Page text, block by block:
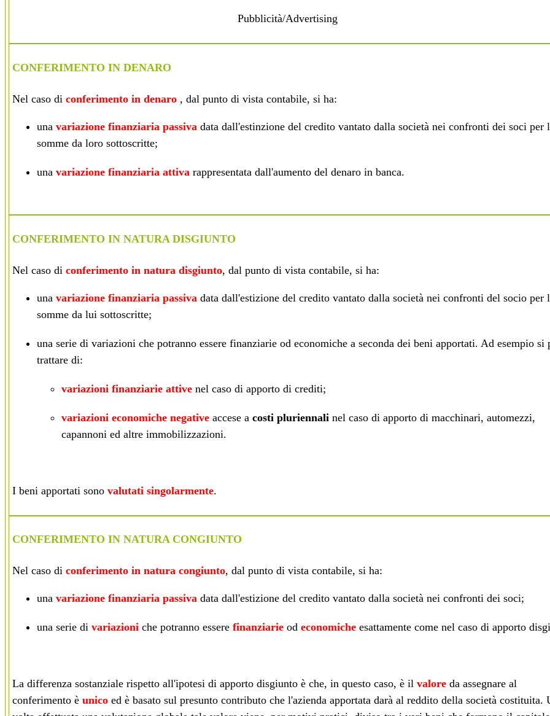
Pubblicità/Advertising
CONFERIMENTO IN DENARO
Nel caso di conferimento in denaro , dal punto di vista contabile, si ha:
una variazione finanziaria passiva data dall'estinzione del credito vantato dalla società nei confronti dei soci per
somme da loro sottoscritte;
una variazione finanziaria attiva rappresentata dall'aumento del denaro in banca.
CONFERIMENTO IN NATURA DISGIUNTO
Nel caso di conferimento in natura disgiunto, dal punto di vista contabile, si ha:
una variazione finanziaria passiva data dall'estizione del credito vantato dalla società nei confronti del socio per
somme da lui sottoscritte;
una serie di variazioni che potranno essere finanziarie od economiche a seconda dei beni apportati. Ad esempio si
trattare di:
variazioni finanziarie attive nel caso di apporto di crediti;
variazioni economiche negative accese a costi pluriennali nel caso di apporto di macchinari, automezzi,
capannoni ed altre immobilizzazioni.
I beni apportati sono valutati singolarmente.
CONFERIMENTO IN NATURA CONGIUNTO
Nel caso di conferimento in natura congiunto, dal punto di vista contabile, si ha:
una variazione finanziaria passiva data dall'estizione del credito vantato dalla società nei confronti dei soci;
una serie di variazioni che potranno essere finanziarie od economiche esattamente come nel caso di apporto
La differenza sostanziale rispetto all'ipotesi di apporto disgiunto è che, in questo caso, è il valore da assegnare al
conferimento è unico ed è basato sul presunto contributo che l'azienda apportata darà al reddito della società costituita.